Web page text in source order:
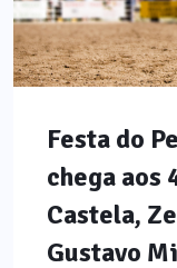
Festa do
chega aos
Castela,
Gustavo